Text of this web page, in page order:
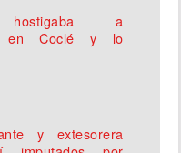
hostigaba a
en Coclé y lo
y extesorera